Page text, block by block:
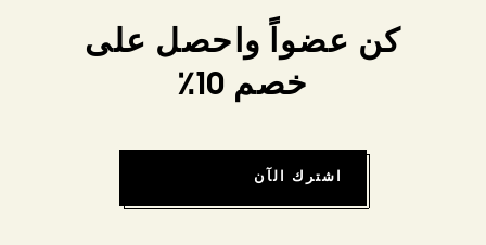
كن عضواً واحصل على
خصم 10٪
اشترك الآن